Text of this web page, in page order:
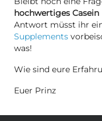
hochwertiges
Antwort müsst ihr
Supplements
was!
Wie sind eure
Euer Prinz